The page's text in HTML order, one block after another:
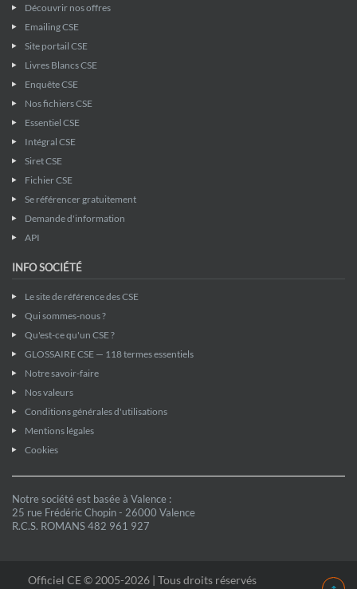
Découvrir nos offres
Emailing CSE
Site portail CSE
Livres Blancs CSE
Enquête CSE
Nos fichiers CSE
Essentiel CSE
Intégral CSE
Siret CSE
Fichier CSE
Se référencer gratuitement
Demande d'information
API
INFO SOCIÉTÉ
Le site de référence des CSE
Qui sommes-nous ?
Qu'est-ce qu'un CSE ?
GLOSSAIRE CSE — 118 termes essentiels
Notre savoir-faire
Nos valeurs
Conditions générales d'utilisations
Mentions légales
Cookies
Notre société est basée à Valence :
25 rue Frédéric Chopin - 26000 Valence
R.C.S. ROMANS 482 961 927
Officiel CE © 2005-2026 | Tous droits réservés